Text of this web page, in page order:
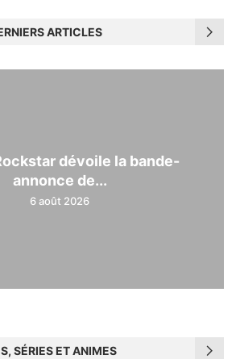
ARTICLES
dévoile la bande-
annonce de...
6 août 2026
SÉRIES ET ANIMES